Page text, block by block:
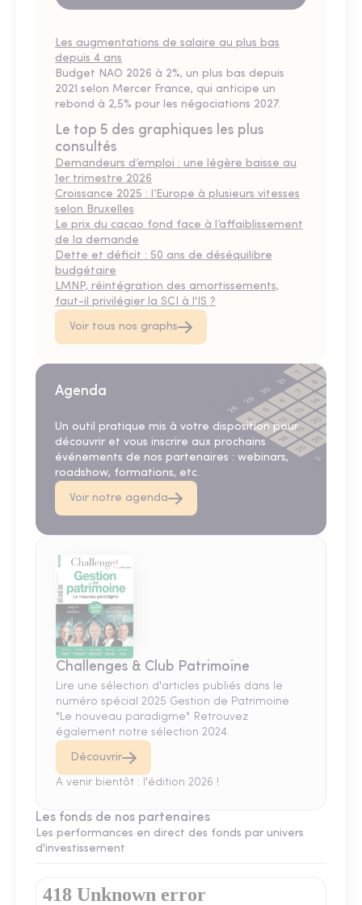
Les augmentations de salaire au plus bas
depuis 4 ans
Budget NAO 2026 à 2%, un plus bas depuis
2021 selon Mercer France, qui anticipe un
rebond à 2,5% pour les négociations 2027.
Le top 5 des graphiques les plus
consultés
Demandeurs d’emploi : une légère baisse au
1er trimestre 2026
Croissance 2025 : l’Europe à plusieurs vitesses
selon Bruxelles
Le prix du cacao fond face à l’affaiblissement
de la demande
Dette et déficit : 50 ans de déséquilibre
budgétaire
LMNP, réintégration des amortissements,
faut-il privilégier la SCI à l'IS ?
Voir tous nos graphs
Agenda
Un outil pratique mis à votre disposition pour
découvrir et vous inscrire aux prochains
événements de nos partenaires : webinars,
roadshow, formations, etc.
Voir notre agenda
Challenges & Club Patrimoine
Lire une sélection d'articles publiés dans le
numéro spécial 2025 Gestion de Patrimoine
"Le nouveau paradigme". Retrouvez
également notre sélection 2024.
Découvrir
A venir bientôt : l'édition 2026 !
Les fonds de nos partenaires
Les performances en direct des fonds par univers
d'investissement